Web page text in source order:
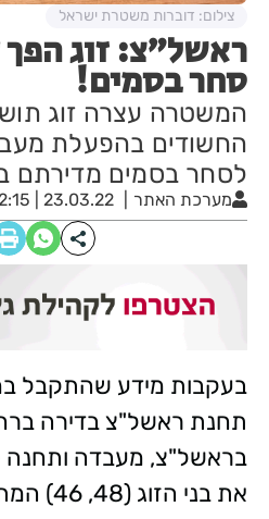
ראשל"צ: זוג
סחר בסמים!
המשטרה עצרה זוג
החשודים בהפעלת
לסחר בסמים מדירתם
מערכת האתר 23.03.22 | 12:15
צילום: דוברות משטרת ישראל
בעקבות מידע שהתקבל
תחנת ראשל"צ בדירה
בראשל"צ, מעבדה ותחנה
את בני